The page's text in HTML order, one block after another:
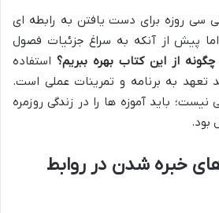
سی روزه برای دست یافتن به رابطه ای
پیش از آنکه به سراغ جزئیات فصول
چگونه از این کتاب بهره ببریم؟ استفاده
تعهد به برنامه و تمرینات عملی است.
باید آموزه ها را در زندگی روزمره
بود.
خبره شدن در روابط